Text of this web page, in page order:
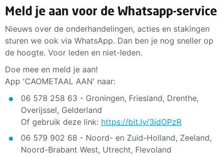
Meld je aan voor de Whatsapp-service
Nieuws over de onderhandelingen, acties en stakingen
sturen we ook via WhatsApp. Dan ben je nog sneller op
de hoogte. Voor leden en niet-leden.
Doe mee en meld je aan!
App 'CAOMETAAL AAN' naar:
06 578 258 63 - Groningen, Friesland, Drenthe,
Overijssel, Gelderland
Of gebruik deze link: https://bit.ly/3idOPzR
06 579 902 68 - Noord- en Zuid-Holland, Zeeland,
Noord-Brabant West, Utrecht, Flevoland